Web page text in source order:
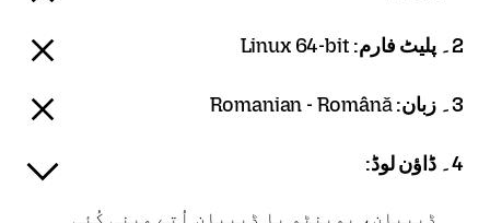
2۔ پلیٹ فارم: Linux 64-bit
3۔ زبان: Romanian - Română
4۔ ڈاؤن لوڈ:
ڈیبیان، یوبنٹو یا ڈیبیان اُتے مبنی کُئی